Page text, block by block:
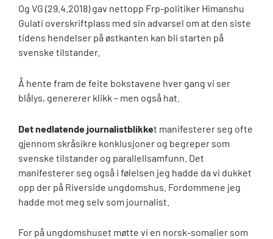
Og VG (29.4.2018) gav nettopp Frp-politiker Himanshu
Gulati overskriftplass med sin advarsel om at den siste
tidens hendelser på østkanten kan bli starten på
svenske tilstander.
Å hente fram de feite bokstavene hver gang vi ser
blålys, genererer klikk – men også hat.
Det nedlatende journalistblikket manifesterer seg ofte
gjennom skråsikre konklusjoner og begreper som
svenske tilstander og parallellsamfunn. Det
manifesterer seg også i følelsen jeg hadde da vi dukket
opp der på Riverside ungdomshus. Fordommene jeg
hadde mot meg selv som journalist.
For på ungdomshuset møtte vi en norsk-somalier som